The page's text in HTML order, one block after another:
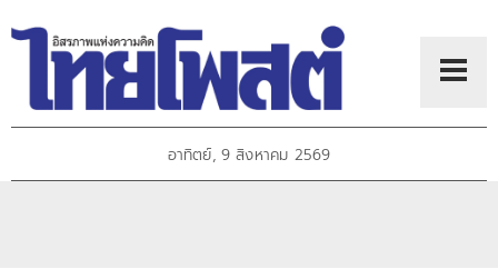
อาทิตย์, 9 สิงหาคม 2569